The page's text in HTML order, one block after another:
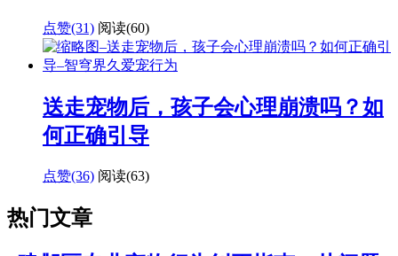
点赞(31) 阅读(60)
送走宠物后，孩子会心理崩溃吗？如
何正确引导
点赞(36) 阅读(63)
热门文章